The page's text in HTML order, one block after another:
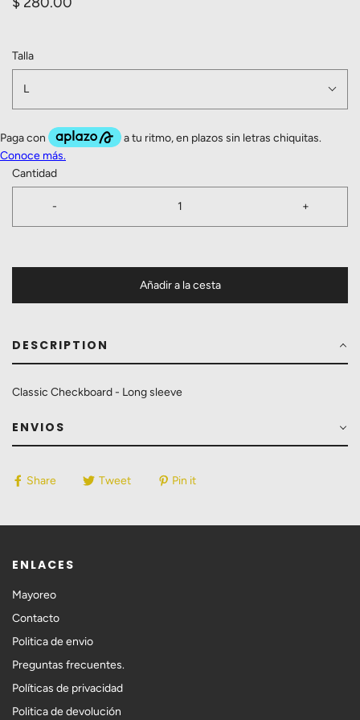
Talla
L
Cantidad
- +
Añadir a la cesta
DESCRIPTION
Classic Checkboard - Long sleeve
ENVIOS
Share Tweet Pin it
ENLACES
Mayoreo
Contacto
Politica de envio
Preguntas frecuentes.
Políticas de privacidad
Politica de devolución